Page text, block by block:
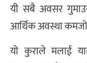
यी सबै अवसर
आर्थिक अवस्था
यो कुराले मलाई